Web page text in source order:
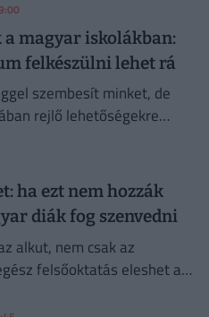
a magyar iskolákban:
felkészülni lehet rá
szembesít minket, de
rejlő lehetőségekre
ha ezt nem hozzák
diák fog szenvedni
alkut, nem csak az
felsőoktatás eleshet a